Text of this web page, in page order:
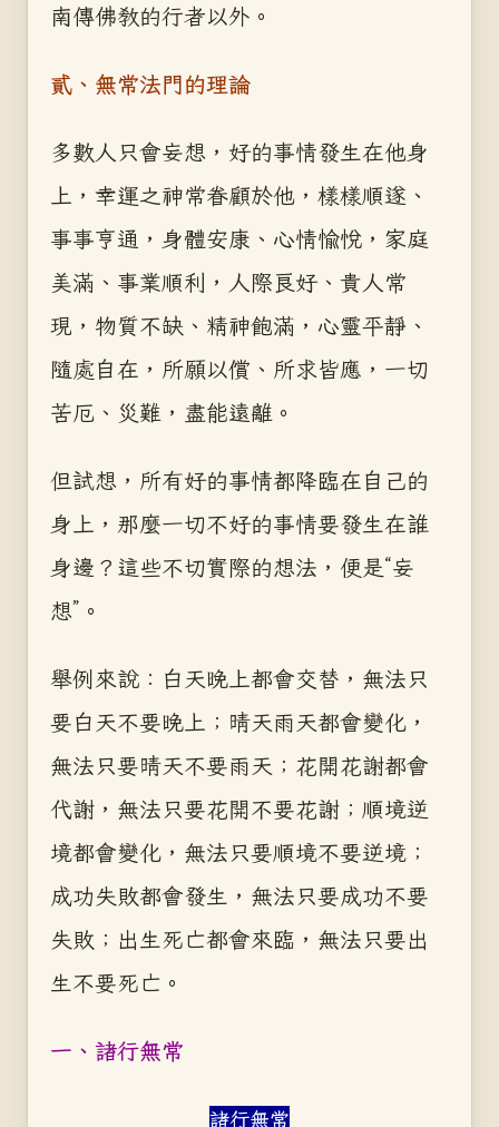
南傳佛教的行者以外。
貳、無常法門的理論
多數人只會妄想，好的事情發生在他身
上，幸運之神常眷顧於他，樣樣順遂、
事事亨通，身體安康、心情愉悅，家庭
美滿、事業順利，人際良好、貴人常
現，物質不缺、精神飽滿，心靈平靜、
隨處自在，所願以償、所求皆應，一切
苦厄、災難，盡能遠離。
但試想，所有好的事情都降臨在自己的
身上，那麼一切不好的事情要發生在誰
身邊？這些不切實際的想法，便是“妄
想”。
舉例來說：白天晚上都會交替，無法只
要白天不要晚上；晴天雨天都會變化，
無法只要晴天不要雨天；花開花謝都會
代謝，無法只要花開不要花謝；順境逆
境都會變化，無法只要順境不要逆境；
成功失敗都會發生，無法只要成功不要
失敗；出生死亡都會來臨，無法只要出
生不要死亡。
一、諸行無常
諸行無常